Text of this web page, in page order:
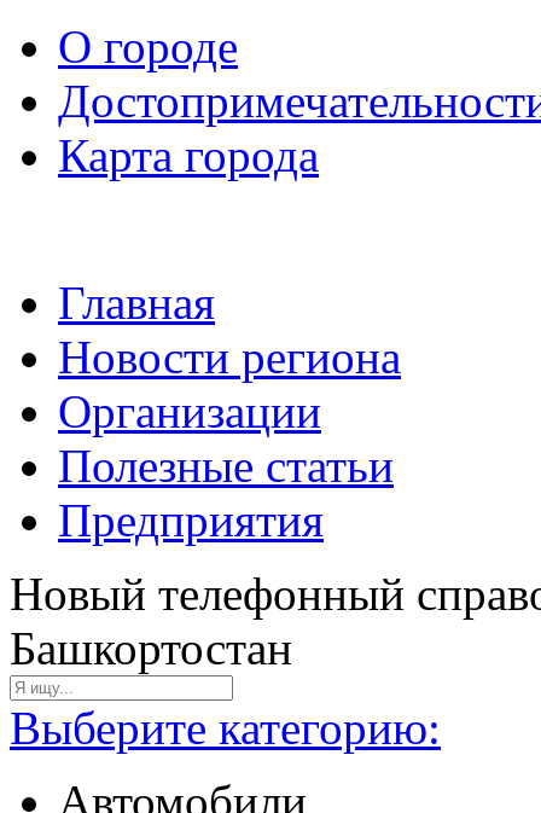
О городе
Карта города
Главная
Новости региона
Организации
Полезные статьи
Предприятия
Новый телефонный
Башкортостан
Выберите категорию:
Автомобили